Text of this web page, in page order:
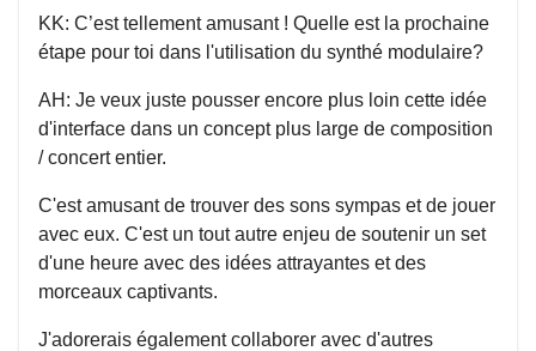
KK: C’est tellement amusant ! Quelle est la prochaine
étape pour toi dans l'utilisation du synthé modulaire?
AH: Je veux juste pousser encore plus loin cette idée
d'interface dans un concept plus large de composition
/ concert entier.
C'est amusant de trouver des sons sympas et de jouer
avec eux. C'est un tout autre enjeu de soutenir un set
d'une heure avec des idées attrayantes et des
morceaux captivants.
J'adorerais également collaborer avec d'autres